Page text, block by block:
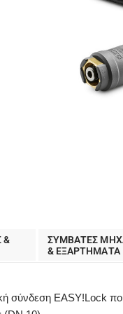
&
ΣΥΜΒΑΤΕΣ
& ΕΞΑΡΤΗΜΑΤΑ
EASY!Lock που